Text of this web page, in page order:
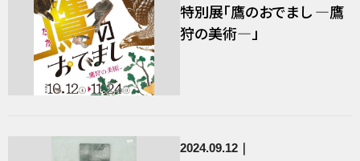
特別展「鷹のおでまし ―鷹
狩の美術―」
2024.09.12